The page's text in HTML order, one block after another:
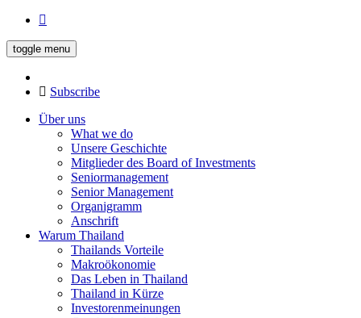
toggle menu
Subscribe
Über uns
What we do
Unsere Geschichte
Mitglieder des Board of Investments
Seniormanagement
Senior Management
Organigramm
Anschrift
Warum Thailand
Thailands Vorteile
Makroökonomie
Das Leben in Thailand
Thailand in Kürze
Investorenmeinungen